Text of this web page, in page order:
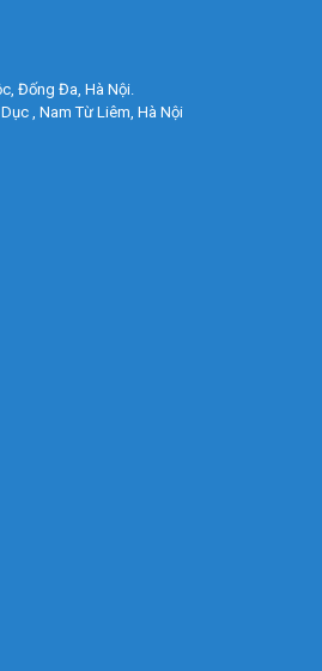
Đống Đa, Hà Nội.
, Nam Từ Liêm, Hà Nội